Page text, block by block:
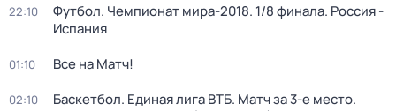
22:10
Футбол. Чемпионат мира-2018. 1/8 финала. Россия -
Испания
01:10 Все на Матч!
02:10
Баскетбол. Единая лига ВТБ. Матч за 3-е место.